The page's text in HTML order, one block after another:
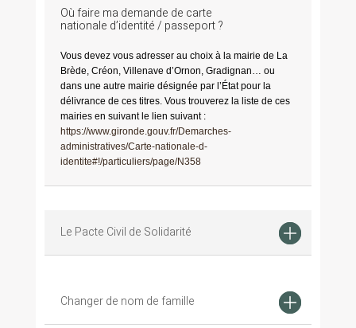
Où faire ma demande de carte
nationale d’identité / passeport ?
Vous devez vous adresser au choix à la mairie de La
Brède, Créon, Villenave d’Ornon, Gradignan… ou
dans une autre mairie désignée par l’État pour la
délivrance de ces titres. Vous trouverez la liste de ces
mairies en suivant le lien suivant :
https://www.gironde.gouv.fr/Demarches-
administratives/Carte-nationale-d-
identite#!/particuliers/page/N358
Le Pacte Civil de Solidarité
Changer de nom de famille